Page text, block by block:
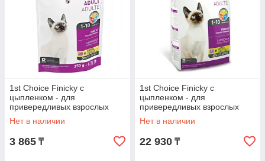
1st Choice Finicky с
цыпленком - для
привередливых взрослых
кошек от 1 года до 10 лет 350
гр.
Нет в наличии
3 865 ₸
1st Choice Finicky с
цыпленком - для
привередливых взрослых
кошек от 1 года до 10 лет
2.72 кг.
Нет в наличии
22 930 ₸